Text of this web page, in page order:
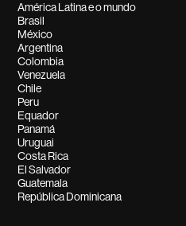
América Latina e o mundo
Brasil
México
Argentina
Colombia
Venezuela
Chile
Peru
Equador
Panamá
Uruguai
Costa Rica
El Salvador
Guatemala
República Dominicana